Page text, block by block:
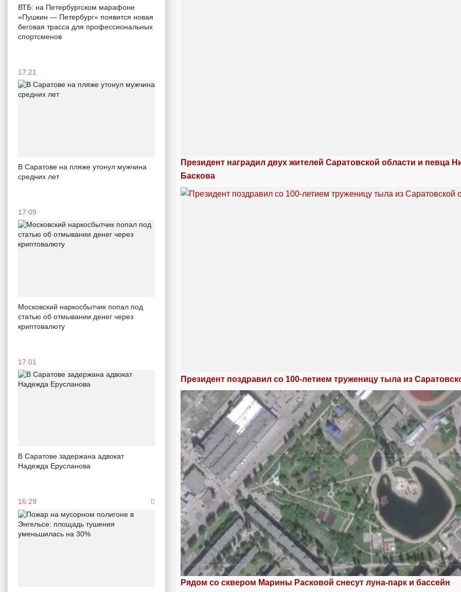
ВТБ: на Петербургском марафоне
«Пушкин — Петербург» появится новая
беговая трасса для профессиональных
спортсменов
17:21
В Саратове на пляже утонул мужчина
средних лет
17:09
Московский наркосбытчик попал под
статью об отмывании денег через
криптовалюту
17:01
В Саратове задержана адвокат
Надежда Ерусланова
16:29
Президент наградил двух жителей Саратовской области и певца
Баскова
Президент поздравил со 100-летием труженицу тыла из
Рядом со сквером Марины Расковой снесут луна-парк и бассейн